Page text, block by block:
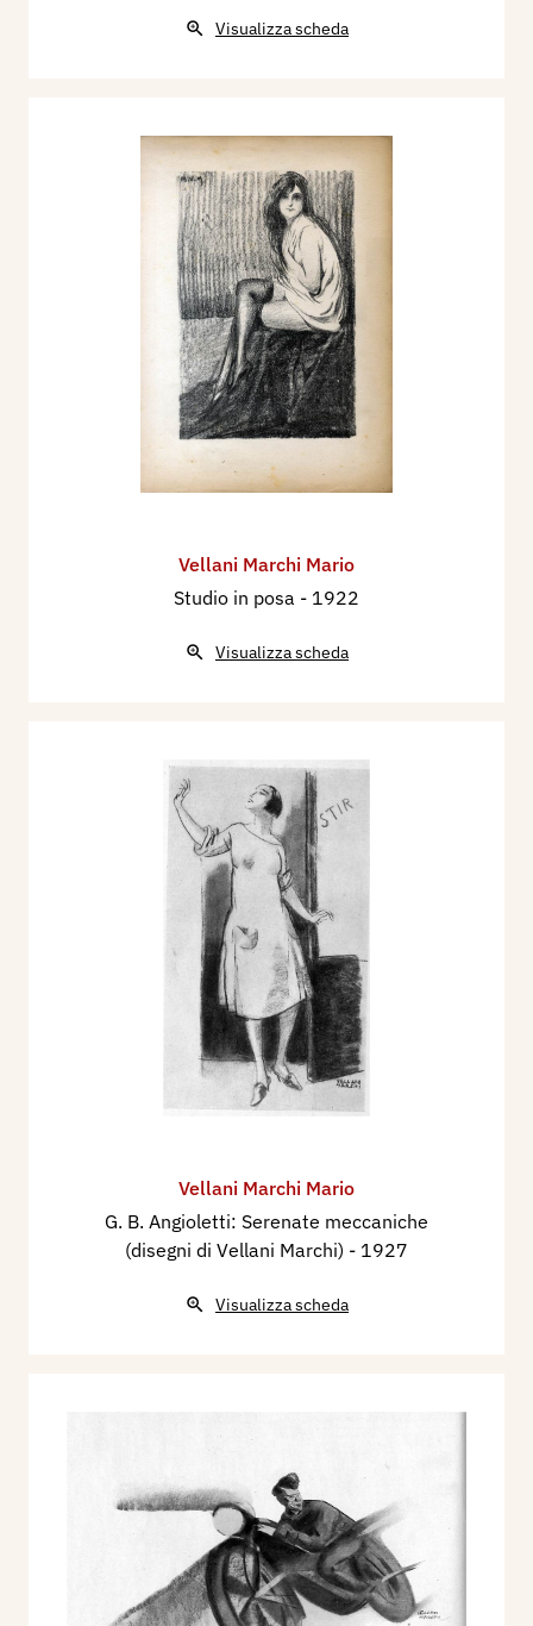
Visualizza scheda
Vellani Marchi Mario
Studio in posa - 1922
Visualizza scheda
Vellani Marchi Mario
G. B. Angioletti: Serenate meccaniche
(disegni di Vellani Marchi) - 1927
Visualizza scheda